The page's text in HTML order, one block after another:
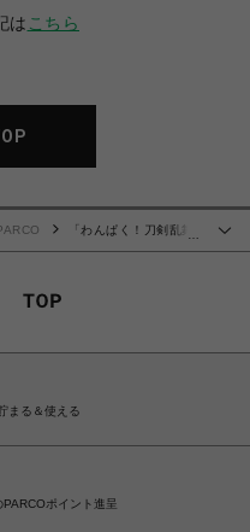
は こちら
「わんぱく！刀剣乱舞
まる＆使える
ポイント進呈